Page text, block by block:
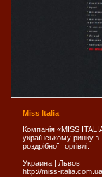
Miss Italia
Компанія «MISS
українському ринку
роздрібної торгівлі.
Украина | Львов
http://miss-